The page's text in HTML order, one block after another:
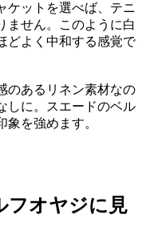
ケットを選べば、テニ
ません。このように白
どよく中和する感覚で
のあるリネン素材なの
しに。スエードのベル
象を強めます。
フオヤジに見